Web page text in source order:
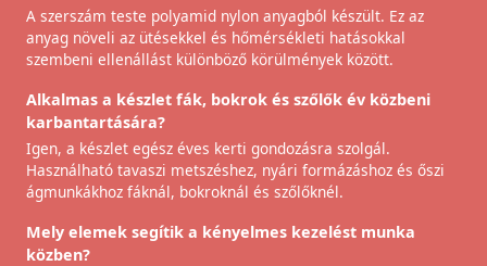
A szerszám teste polyamid nylon anyagból készült. Ez az
anyag növeli az ütésekkel és hőmérsékleti hatásokkal
szembeni ellenállást különböző körülmények között.
Alkalmas a készlet fák, bokrok és szőlők év közbeni
karbantartására?
Igen, a készlet egész éves kerti gondozásra szolgál.
Használható tavaszi metszéshez, nyári formázáshoz és őszi
ágmunkákhoz fáknál, bokroknál és szőlőknél.
Mely elemek segítik a kényelmes kezelést munka
közben?